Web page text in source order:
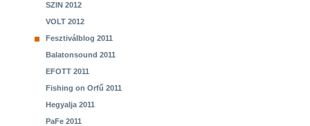
SZIN 2012
VOLT 2012
Fesztiválblog 2011
Balatonsound 2011
EFOTT 2011
Fishing on Orfű 2011
Hegyalja 2011
PaFe 2011